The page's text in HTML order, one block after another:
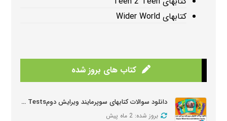
کتابهای Wider World
کتاب های بروز شده
دانلود سوالات کتابهای سوپرمایند ویرایش دومSuper Mind Tests
بروز شده: 2 ماه پیش